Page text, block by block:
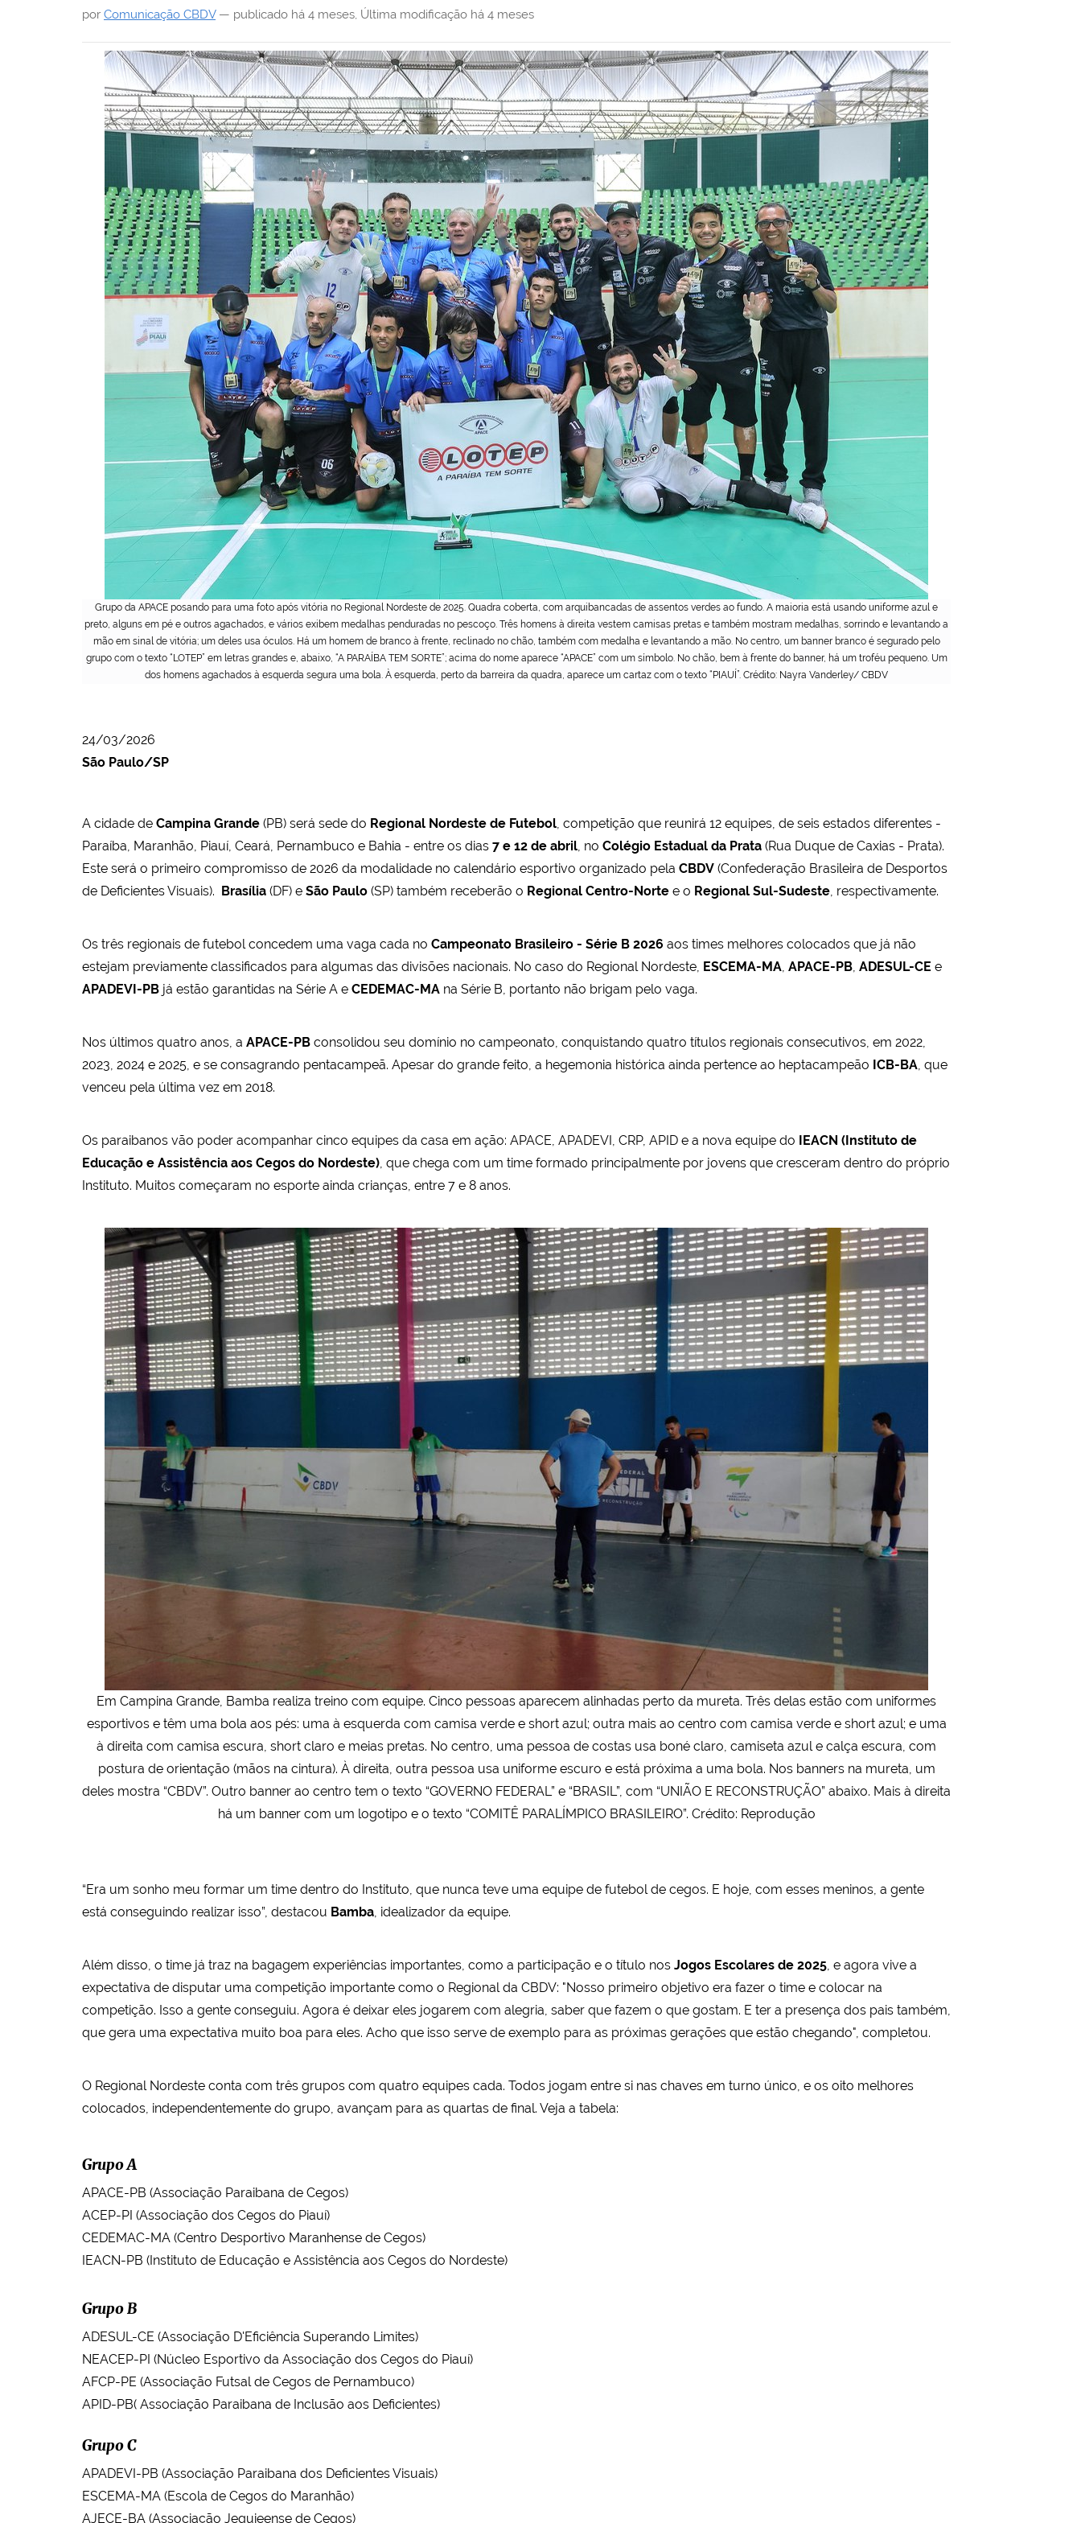
Grupo da APACE posando para uma foto após vitória no Regional Nordeste de 2025. Quadra coberta, com arquibancadas de assentos verdes ao fundo. A maioria está usando uniforme azul e
preto, alguns em pé e outros agachados, e vários exibem medalhas penduradas no pescoço. Três homens à direita vestem camisas pretas e também mostram medalhas, sorrindo e levantando a
mão em sinal de vitória; um deles usa óculos. Há um homem de branco à frente, reclinado no chão, também com medalha e levantando a mão. No centro, um banner branco é segurado pelo
grupo com o texto “LOTEP” em letras grandes e, abaixo, “A PARAÍBA TEM SORTE”; acima do nome aparece “APACE” com um símbolo. No chão, bem à frente do banner, há um troféu pequeno. Um
dos homens agachados à esquerda segura uma bola. À esquerda, perto da barreira da quadra, aparece um cartaz com o texto “PIAUÍ”. Crédito: Nayra Vanderley/ CBDV
por Comunicação CBDV— publicado há 4 meses, Última modificação há 4 meses
24/03/2026
São Paulo/SP
A cidade de Campina Grande (PB) será sede do Regional Nordeste de Futebol, competição que reunirá 12 equipes, de seis estados diferentes -
Paraíba, Maranhão, Piauí, Ceará, Pernambuco e Bahia - entre os dias 7 e 12 de abril, no Colégio Estadual da Prata (Rua Duque de Caxias - Prata).
Este será o primeiro compromisso de 2026 da modalidade no calendário esportivo organizado pela CBDV (Confederação Brasileira de Desportos
de Deficientes Visuais). Brasília (DF) e São Paulo (SP) também receberão o Regional Centro-Norte e o Regional Sul-Sudeste, respectivamente.
Os três regionais de futebol concedem uma vaga cada no Campeonato Brasileiro - Série B 2026 aos times melhores colocados que já não
estejam previamente classificados para algumas das divisões nacionais. No caso do Regional Nordeste, ESCEMA-MA, APACE-PB, ADESUL-CE e
APADEVI-PB já estão garantidas na Série A e CEDEMAC-MA na Série B, portanto não brigam pelo vaga.
Nos últimos quatro anos, a APACE-PB consolidou seu domínio no campeonato, conquistando quatro títulos regionais consecutivos, em 2022,
2023, 2024 e 2025, e se consagrando pentacampeã. Apesar do grande feito, a hegemonia histórica ainda pertence ao heptacampeão ICB-BA, que
venceu pela última vez em 2018.
Os paraibanos vão poder acompanhar cinco equipes da casa em ação: APACE, APADEVI, CRP, APID e a nova equipe do IEACN (Instituto de
Educação e Assistência aos Cegos do Nordeste), que chega com um time formado principalmente por jovens que cresceram dentro do próprio
Instituto. Muitos começaram no esporte ainda crianças, entre 7 e 8 anos.
Em Campina Grande, Bamba realiza treino com equipe. Cinco pessoas aparecem alinhadas perto da mureta. Três delas estão com uniformes
esportivos e têm uma bola aos pés: uma à esquerda com camisa verde e short azul; outra mais ao centro com camisa verde e short azul; e uma
à direita com camisa escura, short claro e meias pretas. No centro, uma pessoa de costas usa boné claro, camiseta azul e calça escura, com
postura de orientação (mãos na cintura). À direita, outra pessoa usa uniforme escuro e está próxima a uma bola. Nos banners na mureta, um
deles mostra “CBDV”. Outro banner ao centro tem o texto “GOVERNO FEDERAL” e “BRASIL”, com “UNIÃO E RECONSTRUÇÃO” abaixo. Mais à direita
há um banner com um logotipo e o texto “COMITÊ PARALÍMPICO BRASILEIRO”. Crédito: Reprodução
“Era um sonho meu formar um time dentro do Instituto, que nunca teve uma equipe de futebol de cegos. E hoje, com esses meninos, a gente
está conseguindo realizar isso”, destacou Bamba, idealizador da equipe.
Além disso, o time já traz na bagagem experiências importantes, como a participação e o título nos Jogos Escolares de 2025, e agora vive a
expectativa de disputar uma competição importante como o Regional da CBDV: "Nosso primeiro objetivo era fazer o time e colocar na
competição. Isso a gente conseguiu. Agora é deixar eles jogarem com alegria, saber que fazem o que gostam. E ter a presença dos pais também,
que gera uma expectativa muito boa para eles. Acho que isso serve de exemplo para as próximas gerações que estão chegando", completou.
O Regional Nordeste conta com três grupos com quatro equipes cada. Todos jogam entre si nas chaves em turno único, e os oito melhores
colocados, independentemente do grupo, avançam para as quartas de final. Veja a tabela:
Grupo A
APACE-PB (Associação Paraibana de Cegos)
ACEP-PI (Associação dos Cegos do Piauí)
CEDEMAC-MA (Centro Desportivo Maranhense de Cegos)
IEACN-PB (Instituto de Educação e Assistência aos Cegos do Nordeste)
Grupo B
ADESUL-CE (Associação D'Eficiência Superando Limites)
NEACEP-PI (Núcleo Esportivo da Associação dos Cegos do Piauí)
AFCP-PE (Associação Futsal de Cegos de Pernambuco)
APID-PB( Associação Paraibana de Inclusão aos Deficientes)
Grupo C
APADEVI-PB (Associação Paraibana dos Deficientes Visuais)
ESCEMA-MA (Escola de Cegos do Maranhão)
AJECE-BA (Associação Jequieense de Cegos)